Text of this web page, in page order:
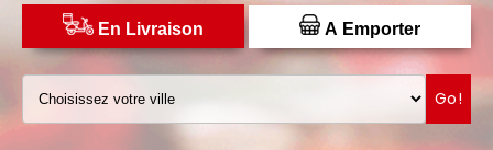
DISTRIBUTEUR DE PIZZAS
En Livraison A Emporter
Go!